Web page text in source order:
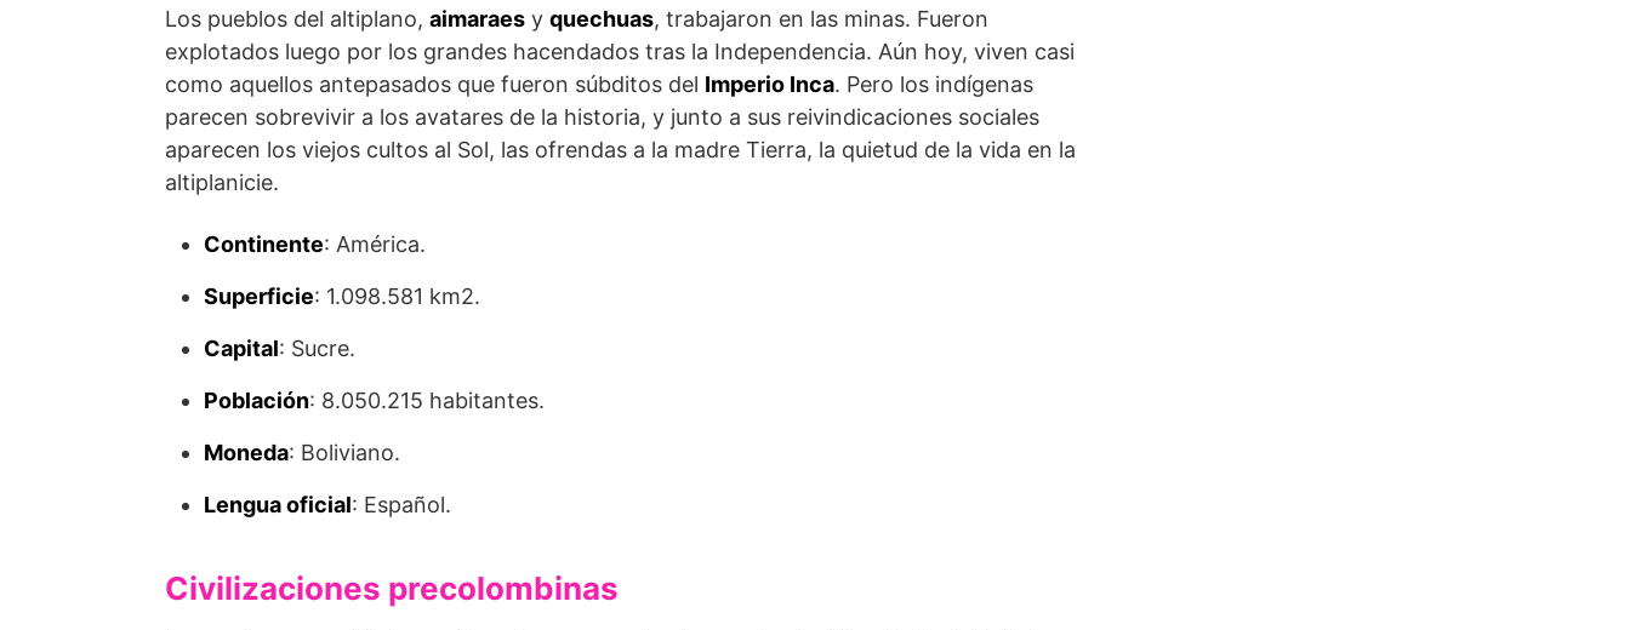
Los pueblos del altiplano, aimaraes y quechuas, trabajaron en las minas. Fueron
explotados luego por los grandes hacendados tras la Independencia. Aún hoy, viven casi
como aquellos antepasados que fueron súbditos del Imperio Inca. Pero los indígenas
parecen sobrevivir a los avatares de la historia, y junto a sus reivindicaciones sociales
aparecen los viejos cultos al Sol, las ofrendas a la madre Tierra, la quietud de la vida en la
altiplanicie.
Continente: América.
Superficie: 1.098.581 km2.
Capital: Sucre.
Población: 8.050.215 habitantes.
Moneda: Boliviano.
Lengua oficial: Español.
Civilizaciones precolombinas